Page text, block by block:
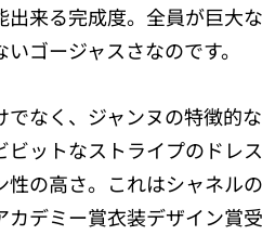
出来る完成度。全員が巨大
いゴージャスさなのです。
でなく、ジャンヌの特徴的
ビットなストライプのドレ
性の高さ。これはシャネル
カデミー賞衣装デザイン賞